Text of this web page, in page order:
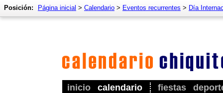
inicio calendario fiestas
Posición: Página inicial > Calendario > Eventos recurrentes > Día